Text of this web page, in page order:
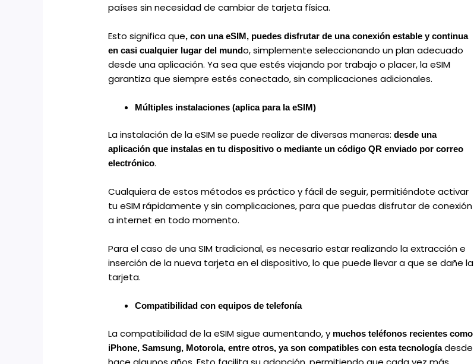
países sin necesidad de cambiar de tarjeta física.
Esto significa que, con una eSIM, puedes disfrutar de una conexión estable y continua
en casi cualquier lugar del mundo, simplemente seleccionando un plan adecuado
desde una aplicación. Ya sea que estés viajando por trabajo o placer, la eSIM
garantiza que siempre estés conectado, sin complicaciones adicionales.
Múltiples instalaciones (aplica para la eSIM)
La instalación de la eSIM se puede realizar de diversas maneras:desde una
aplicación que instalas en tu dispositivo o mediante un código QR enviado por correo
electrónico.
Cualquiera de estos métodos es práctico y fácil de seguir, permitiéndote activar
tu eSIM rápidamente y sin complicaciones, para que puedas disfrutar de conexión
a internet en todo momento.
Para el caso de una SIM tradicional, es necesario estar realizando la extracción e
inserción de la nueva tarjeta en el dispositivo, lo que puede llevar a que se dañe la
tarjeta.
Compatibilidad con equipos de telefonía
La compatibilidad de la eSIM sigue aumentando, y muchos teléfonos recientes como
iPhone, Samsung, Motorola, entre otros, ya son compatibles con esta tecnologíadesde